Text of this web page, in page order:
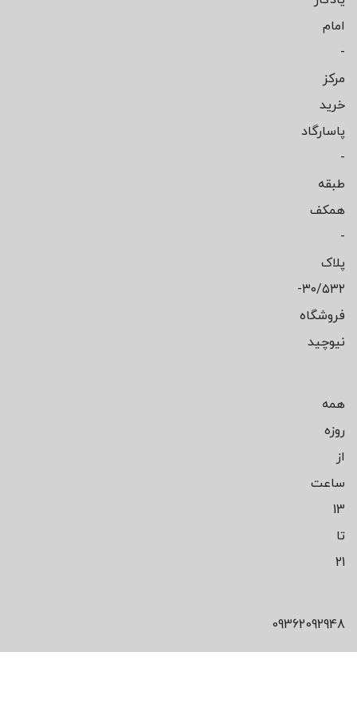
امام
-
مرکز
خرید
پاسارگاد
-
طبقه
همکف
-
پلاک
۳۰/۵۳۲-
فروشگاه
نیوچید
همه
روزه
از
ساعت
13
تا
21
09362092948